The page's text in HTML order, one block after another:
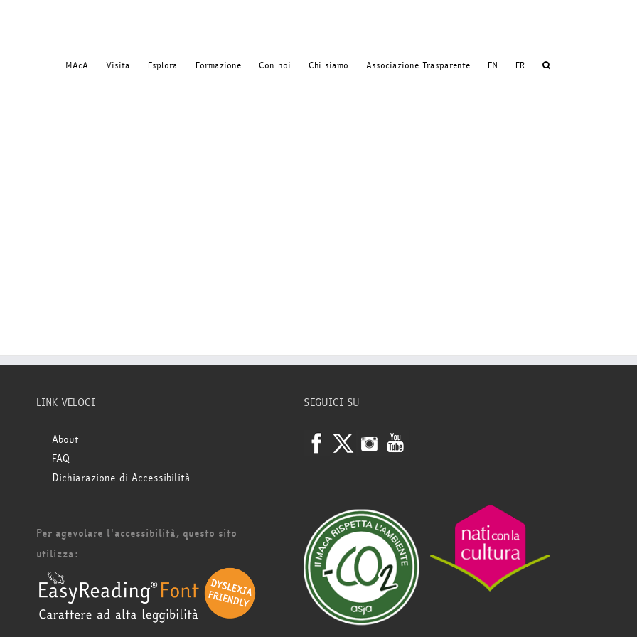
MAcA Visita Esplora Formazione Con noi Chi siamo Associazione Trasparente EN FR
LINK VELOCI
About
FAQ
Dichiarazione di Accessibilità
Per agevolare l'accessibilità, questo sito
utilizza:
SEGUICI SU